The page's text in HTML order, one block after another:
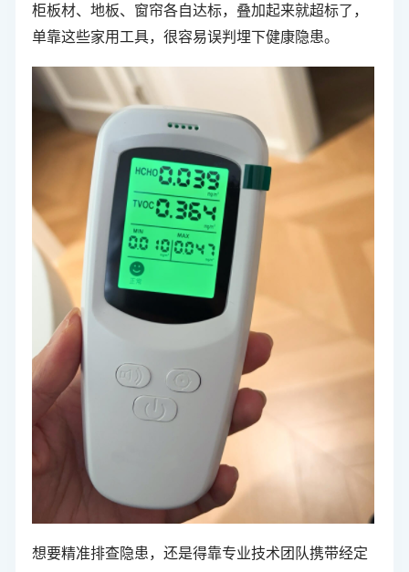
柜板材、地板、窗帘各自达标，叠加起来就超标了，
单靠这些家用工具，很容易误判埋下健康隐患。
想要精准排查隐患，还是得靠专业技术团队携带经定